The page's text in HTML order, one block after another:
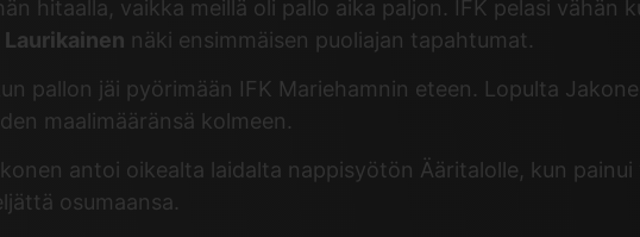
hitaalla, vaikka meillä oli pallo aika paljon. IFK pelasi vähän
Laurikainen näki ensimmäisen puoliajan tapahtumat.
pallon jäi pyörimään IFK Mariehamnin eteen. Lopulta
maalimääränsä kolmeen.
antoi oikealta laidalta nappisyötön Ääritalolle, kun
osumaansa.